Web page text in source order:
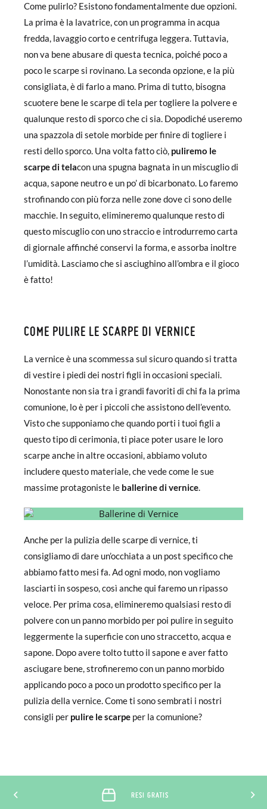
Come pulirlo? Esistono fondamentalmente due opzioni.
La prima è la lavatrice, con un programma in acqua
fredda, lavaggio corto e centrifuga leggera. Tuttavia,
non va bene abusare di questa tecnica, poiché poco a
poco le scarpe si rovinano. La seconda opzione, e la più
consigliata, è di farlo a mano. Prima di tutto, bisogna
scuotere bene le scarpe di tela per togliere la polvere e
qualunque resto di sporco che ci sia. Dopodiché useremo
una spazzola di setole morbide per finire di togliere i
resti dello sporco. Una volta fatto ciò, puliremo le
scarpe di telacon una spugna bagnata in un miscuglio di
acqua, sapone neutro e un po’ di bicarbonato. Lo faremo
strofinando con più forza nelle zone dove ci sono delle
macchie. In seguito, elimineremo qualunque resto di
questo miscuglio con uno straccio e introdurremo carta
di giornale affinché conservi la forma, e assorba inoltre
l’umidità. Lasciamo che si asciughino all’ombra e il gioco
è fatto!
COME PULIRE LE SCARPE DI VERNICE
La vernice è una scommessa sul sicuro quando si tratta
di vestire i piedi dei nostri figli in occasioni speciali.
Nonostante non sia tra i grandi favoriti di chi fa la prima
comunione, lo è per i piccoli che assistono dell’evento.
Visto che supponiamo che quando porti i tuoi figli a
questo tipo di cerimonia, ti piace poter usare le loro
scarpe anche in altre occasioni, abbiamo voluto
includere questo materiale, che vede come le sue
massime protagoniste le ballerine di vernice.
Anche per la pulizia delle scarpe di vernice, ti
consigliamo di dare un’occhiata a un post specifico che
abbiamo fatto mesi fa. Ad ogni modo, non vogliamo
lasciarti in sospeso, così anche qui faremo un ripasso
veloce. Per prima cosa, elimineremo qualsiasi resto di
polvere con un panno morbido per poi pulire in seguito
leggermente la superficie con uno straccetto, acqua e
sapone. Dopo avere tolto tutto il sapone e aver fatto
asciugare bene, strofineremo con un panno morbido
applicando poco a poco un prodotto specifico per la
pulizia della vernice. Come ti sono sembrati i nostri
consigli per pulire le scarpe per la comunione?
RESI GRATIS